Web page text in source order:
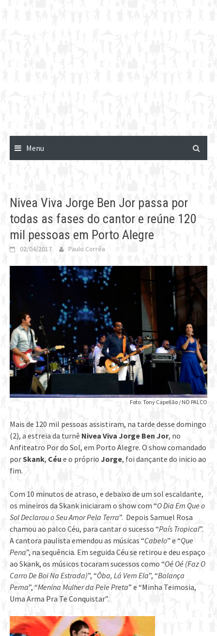
Menu
Nivea Viva Jorge Ben Jor passa por
todas as fases do cantor e reúne 120
mil pessoas em Porto Alegre
02/04/2017 Paulo Corrêa
Foto: Tony Capellão / NO PALCO
Mais de 120 mil pessoas assistiram, na tarde desse domingo
(2), a estreia da turnê Nivea Viva Jorge Ben Jor, no
Anfiteatro Por do Sol, em Porto Alegre. O show comandado
porSkank, Céu e o próprio Jorge, foi dançante do inicio ao
fim.
Com 10 minutos de atraso, e debaixo de um sol escaldante,
os mineiros da Skank iniciaram o show com “O Dia Em Que o
Sol Declarou o Seu Amor Pela Terra”. Depois Samuel Rosa
chamou ao palco Céu, para cantar o sucesso “País Tropical”.
A cantora paulista emendou as músicas “Cabelo” e “Que
Pena”, na sequência. Em seguida Céu se retirou e deu espaço
ao Skank, os músicos tocaram sucessos como “Oé Oé (Faz O
Carro De Boi Na Estrada)”, “Ôba, Lá Vem Ela”, “Balança
Pema”, “Menina Mulher da Pele Preta” e “Minha Teimosia,
Uma Arma Pra Te Conquistar”.